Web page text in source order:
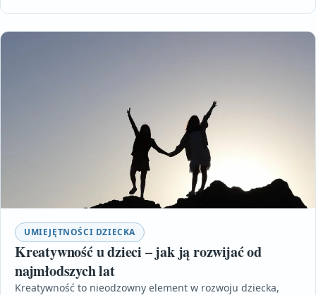
UMIEJĘTNOŚCI DZIECKA
Kreatywność u dzieci – jak ją rozwijać od
najmłodszych lat
Kreatywność to nieodzowny element w rozwoju dziecka,